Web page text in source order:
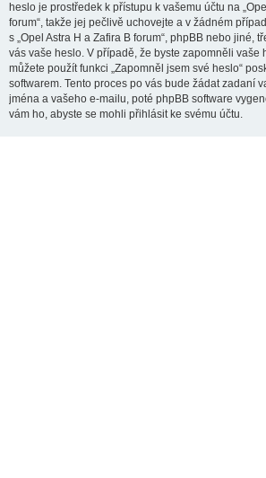
heslo je prostředek k přístupu k vašemu účtu na
forum“, takže jej pečlivě uchovejte a v žádném
s „Opel Astra H a Zafira B forum“, phpBB nebo jiné,
vás vaše heslo. V případě, že byste zapomněli vaše
můžete použít funkci „Zapomněl jsem své heslo“
softwarem. Tento proces po vás bude žádat zadaní
jména a vašeho e-mailu, poté phpBB software
vám ho, abyste se mohli přihlásit ke svému účtu.